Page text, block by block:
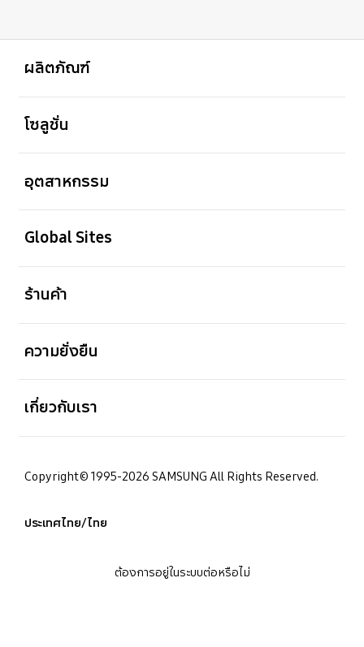
ผลิตภัณฑ์
โซลูชั่น
อุตสาหกรรม
Global Sites
ร้านค้า
ความยั่งยืน
เกี่ยวกับเรา
Copyright© 1995-2026 SAMSUNG All Rights Reserved.
ประเทศไทย/ไทย
ต้องการอยู่ในระบบต่อหรือไม่